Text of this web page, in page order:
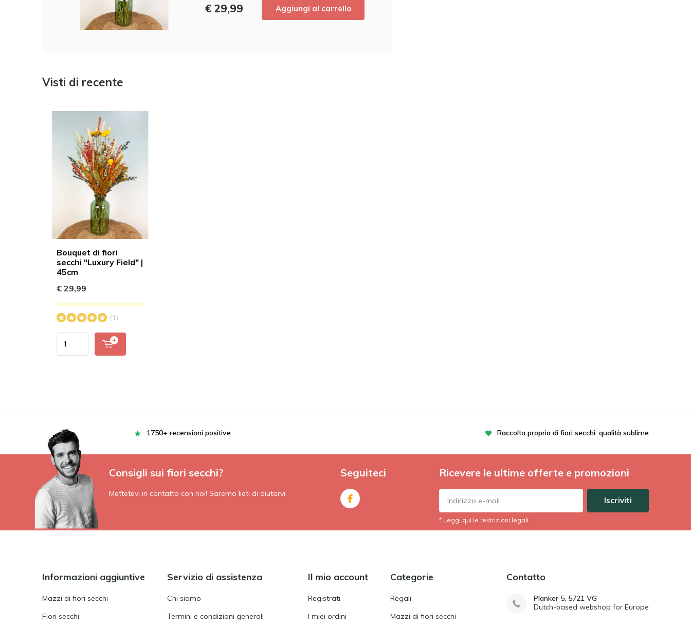
€ 29,99 Aggiungi al carrello
Visti di recente
Bouquet di fiori
secchi "Luxury Field" |
45cm
€ 29,99
(1)
1750+ recensioni positive Raccolta propria di fiori secchi: qualità sublime
Consigli sui fiori secchi?
Mettetevi in contatto con noi! Saremo lieti di aiutarvi.
Seguiteci Ricevere le ultime offerte e promozioni
Iscriviti
* Leggi qui le restrizioni legali
Informazioni aggiuntive
Mazzi di fiori secchi
Fiori secchi
Servizio di assistenza
Chi siamo
Termini e condizioni generali
Il mio account
Registrati
I miei ordini
Categorie
Regali
Mazzi di fiori secchi
Contatto
Planker 5, 5721 VG
Dutch-based webshop for Europe